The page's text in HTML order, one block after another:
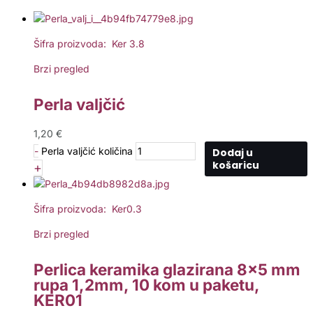
Šifra proizvoda: Ker 3.8
Brzi pregled
Perla valjčić
1,20 €
- Perla valjčić količina
+
Dodaj u
košaricu
Šifra proizvoda: Ker0.3
Brzi pregled
Perlica keramika glazirana 8×5 mm
rupa 1,2mm, 10 kom u paketu,
KER01